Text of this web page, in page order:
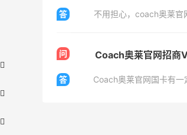
答
问 Coach奥莱官网招商
答